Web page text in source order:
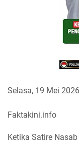
Selasa, 19 Mei 2026
Faktakini.info
Ketika Satire